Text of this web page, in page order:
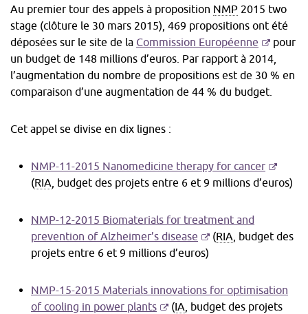
Au premier tour des appels à proposition NMP 2015 two
stage (clôture le 30 mars 2015), 469 propositions ont été
déposées sur le site de la Commission Européenne
S'ouvre
dans
une
pour
un budget de 148 millions d’euros. Par rapport à 2014,
l’augmentation du nombre de propositions est de 30 % en
comparaison d’une augmentation de 44 % du budget.
Cet appel se divise en dix lignes :
NMP-11-2015 Nanomedicine therapy for cancer-
S'ouvre
nouvelle
(RIA , budget des projets entre 6 et 9 millions d’euros)
NMP-12-2015 Biomaterials for treatment and
prevention of Alzheimer’s disease
S'ouvre
une
nouvelle
(RIA , budget des
projets entre 6 et 9 millions d’euros)
NMP-15-2015 Materials innovations for optimisation
of cooling in power plants-
(IA , budget des projets